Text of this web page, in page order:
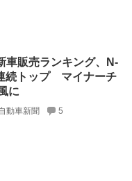
車販売ランキング、N-
続トップ マイナーチ
に
動車新聞 5